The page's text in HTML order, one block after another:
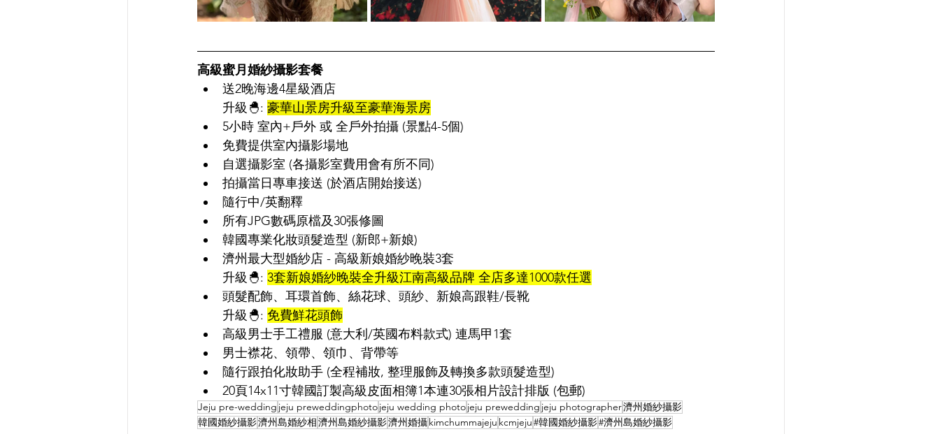
高級蜜月婚紗攝影套餐
送2晚海邊4星級酒店
升級 🐣: 豪華山景房升級至豪華海景房
5小時 室內+戶外 或 全戶外拍攝 (景點4-5個)
免費提供室內攝影場地
自選攝影室 (各攝影室費用會有所不同)
拍攝當日專車接送 (於酒店開始接送)
隨行中/英翻釋
所有JPG數碼原檔及30張修圖
韓國專業化妝頭髮造型 (新郎+新娘)
濟州最大型婚紗店 - 高級新娘婚紗晚裝3套
升級 🐣: 3套新娘婚紗晚裝全升級江南高級品牌 全店多達1000款任選
頭髮配飾、耳環首飾、絲花球、頭紗、新娘高跟鞋/長靴
升級 🐣: 免費鮮花頭飾
高級男士手工禮服 (意大利/英國布料款式) 連馬甲 1套
男士襟花、領帶、 領巾 、 背帶等
隨行跟拍化妝助手 (全程補妝, 整理服飾及轉換多款頭髮造型)​
20頁14x11寸韓國訂製高級皮面相簿1本連30張相片設計排版 (包郵)
Jeju pre-wedding jeju preweddingphotojeju wedding photojeju prewedding jeju photographer濟州婚紗攝影
韓國婚紗攝影濟州島婚紗相濟州島婚紗攝影濟州婚攝kimchummajeju kcmjeju#韓國婚紗攝影#濟州島婚紗攝影